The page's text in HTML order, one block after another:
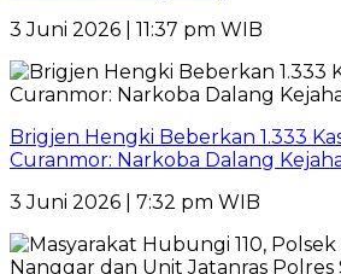
3 Juni 2026 | 11:37 pm WIB
Brigjen Hengki Beberkan 1.333
Curanmor: Narkoba Dalang
3 Juni 2026 | 7:32 pm WIB